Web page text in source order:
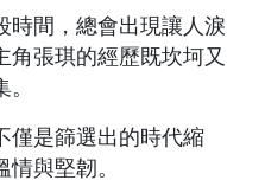
時間，總會出現讓人淚
角張琪的經歷既坎坷又
僅是篩選出的時代縮
與堅韌。